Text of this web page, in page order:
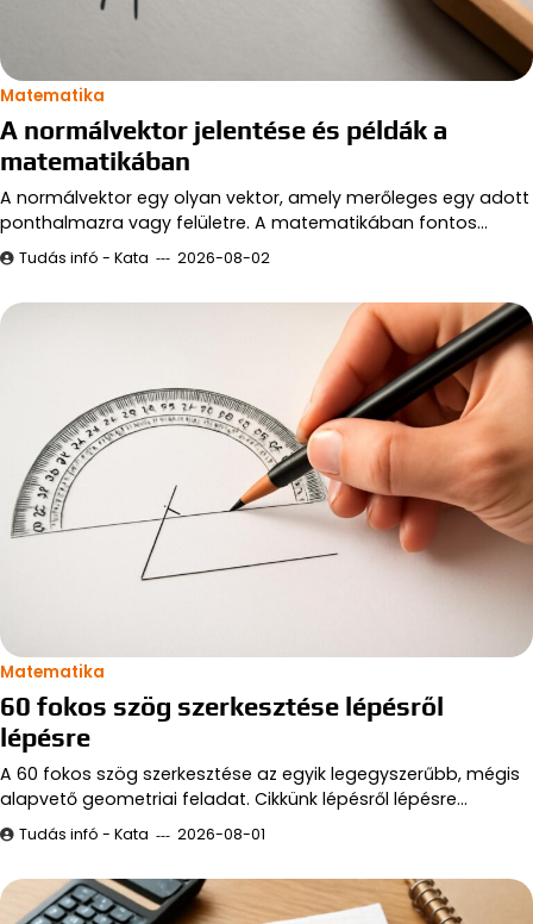
Matematika
A normálvektor jelentése és példák a
matematikában
A normálvektor egy olyan vektor, amely merőleges egy adott
ponthalmazra vagy felületre. A matematikában fontos…
Tudás infó - Kata 2026-08-02
Matematika
60 fokos szög szerkesztése lépésről
lépésre
A 60 fokos szög szerkesztése az egyik legegyszerűbb, mégis
alapvető geometriai feladat. Cikkünk lépésről lépésre…
Tudás infó - Kata 2026-08-01